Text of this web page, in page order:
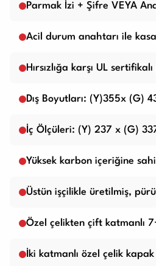
Parmak İzi + Şifre VEYA
Acil durum anahtarı ile
Hırsızlığa karşı UL
Dış Boyutları: (Y)355x (G)
İç Ölçüleri: (Y) 237 x (G)
Yüksek karbon içeriğine
Üstün işçilikle üretilmiş,
Özel çelikten çift katmanlı
İki katmanlı özel çelik kapak